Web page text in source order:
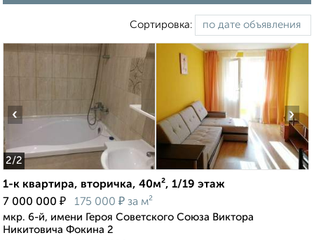
Сортировка:
2/2
‹ ›
1-к квартира, вторичка, 40м², 1/19 этаж
7 000 000 ₽ 175 000 ₽ за м²
мкр. 6-й, имени Героя Советского Союза Виктора
Никитовича Фокина 2